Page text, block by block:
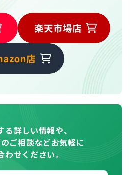
る詳しい情報や、
ご相談などお気軽に
わせください。